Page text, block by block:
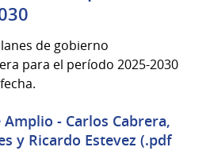
de gobierno
para el período 2025-2030
- Carlos Cabrera,
y Ricardo Estevez (.pdf